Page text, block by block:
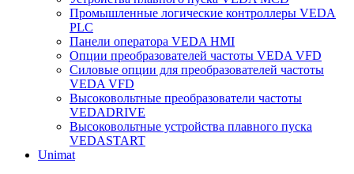
Промышленные логические контроллеры VEDA
PLC
Панели оператора VEDA HMI
Опции преобразователей частоты VEDA VFD
Силовые опции для преобразователей частоты
VEDA VFD
Высоковольтные преобразователи частоты
VEDADRIVE
Высоковольтные устройства плавного пуска
VEDASTART
Unimat